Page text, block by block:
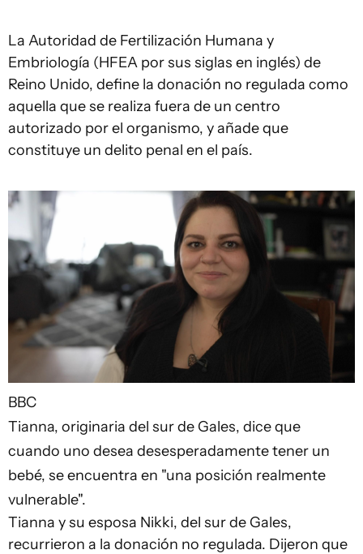
La Autoridad de Fertilización Humana y
Embriología (HFEA por sus siglas en inglés) de
Reino Unido, define la donación no regulada como
aquella que se realiza fuera de un centro
autorizado por el organismo, y añade que
constituye un delito penal en el país.
BBC
Tianna, originaria del sur de Gales, dice que
cuando uno desea desesperadamente tener un
bebé, se encuentra en "una posición realmente
vulnerable".
Tianna y su esposa Nikki, del sur de Gales,
recurrieron a la donación no regulada. Dijeron que